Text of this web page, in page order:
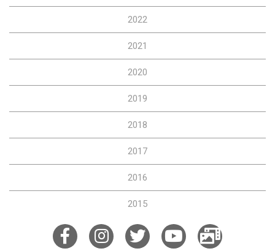
2022
2021
2020
2019
2018
2017
2016
2015